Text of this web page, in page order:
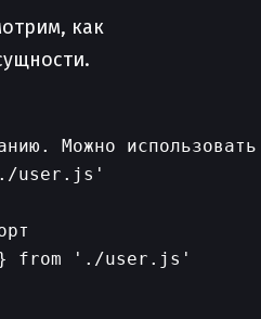
как
Можно
user.js'
} from './user.js'